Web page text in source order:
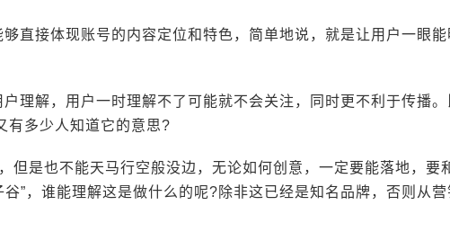
直接体现账号的内容定位和特色，简单地说，就是让用户一眼能
理解，用户一时理解不了可能就不会关注，同时更不利于传播。
有多少人知道它的意思?
但是也不能天马行空般没边，无论如何创意，一定要能落地，要
”，谁能理解这是做什么的呢?除非这已经是知名品牌，否则从营